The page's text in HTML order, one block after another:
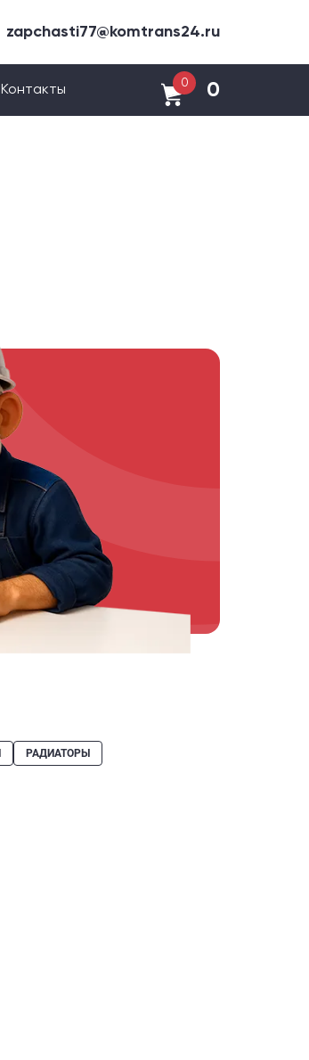
zapchasti77@komtrans24.ru
Контакты
0 0
РАДИАТОРЫ